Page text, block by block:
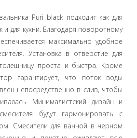
Puri black подходит как для
и для кухни. Благодаря поворотному
максимально удобное
Установка в отверстие для
проста и быстра. Кроме
гарантирует, что поток воды
непосредственно в слив, чтобы
Минималистский дизайн и
будут гармонировать с
Смесители для ванной в черном